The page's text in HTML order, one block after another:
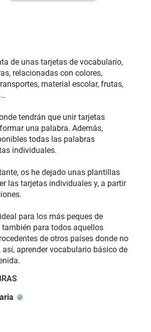
de unas tarjetas de vocabulario,
relacionadas con colores,
material escolar, frutas,
tendrán que unir tarjetas
una palabra. Además,
todas las palabras
individuales.
os he dejado unas plantillas
las tarjetas individuales y, a partir
para los más peques de
para todos aquellos
de otros países donde no
así, aprender vocabulario básico de